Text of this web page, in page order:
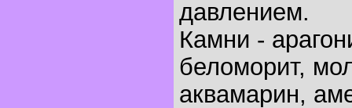
давлением.
Камни -
беломорит,
аквамарин,